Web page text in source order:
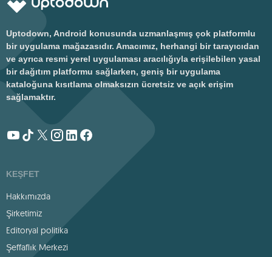
Uptodown, Android konusunda uzmanlaşmış çok platformlu
bir uygulama mağazasıdır. Amacımız, herhangi bir tarayıcıdan
ve ayrıca resmi yerel uygulaması aracılığıyla erişilebilen yasal
bir dağıtım platformu sağlarken, geniş bir uygulama
kataloğuna kısıtlama olmaksızın ücretsiz ve açık erişim
sağlamaktır.
KEŞFET
Hakkımızda
Şirketimiz
Editoryal politika
Şeffaflık Merkezi